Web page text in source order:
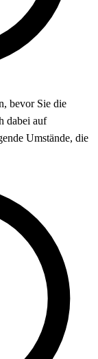
bevor Sie die
dabei auf
Umstände, die